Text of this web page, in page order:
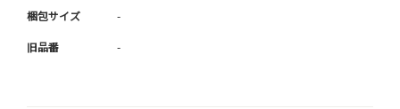
梱包サイズ -
旧品番 -